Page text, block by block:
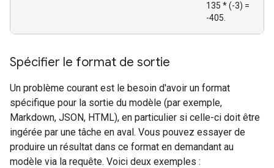
135 * (-3) =
-405.
Spécifier le format de sortie
Un problème courant est le besoin d'avoir un format
spécifique pour la sortie du modèle (par exemple,
Markdown, JSON, HTML), en particulier si celle-ci doit être
ingérée par une tâche en aval. Vous pouvez essayer de
produire un résultat dans ce format en demandant au
modèle via la requête. Voici deux exemples :